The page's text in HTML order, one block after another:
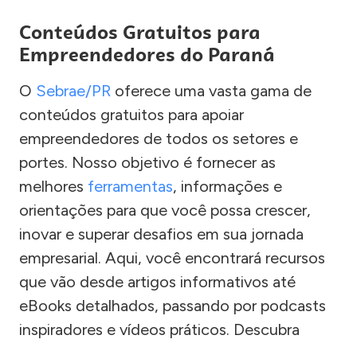
Conteúdos Gratuitos para
Empreendedores do Paraná
O Sebrae/PR oferece uma vasta gama de
conteúdos gratuitos para apoiar
empreendedores de todos os setores e
portes. Nosso objetivo é fornecer as
melhores ferramentas, informações e
orientações para que você possa crescer,
inovar e superar desafios em sua jornada
empresarial. Aqui, você encontrará recursos
que vão desde artigos informativos até
eBooks detalhados, passando por podcasts
inspiradores e vídeos práticos. Descubra